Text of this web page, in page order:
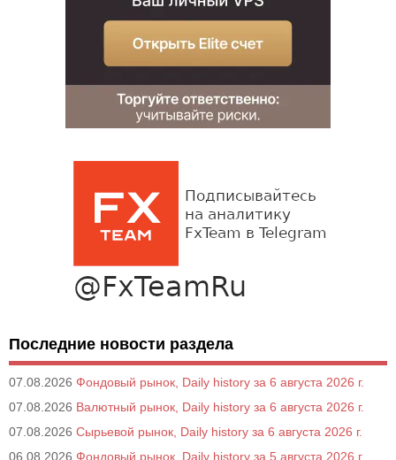
Последние новости раздела
07.08.2026 Фондовый рынок, Daily history за 6 августа 2026 г.
07.08.2026 Валютный рынок, Daily history за 6 августа 2026 г.
07.08.2026 Сырьевой рынок, Daily history за 6 августа 2026 г.
06.08.2026 Фондовый рынок, Daily history за 5 августа 2026 г.